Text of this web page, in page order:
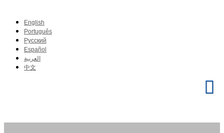
English
Português
Pусский
Español
العربية
中文